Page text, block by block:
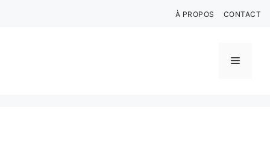
À PROPOS CONTACT
Menu